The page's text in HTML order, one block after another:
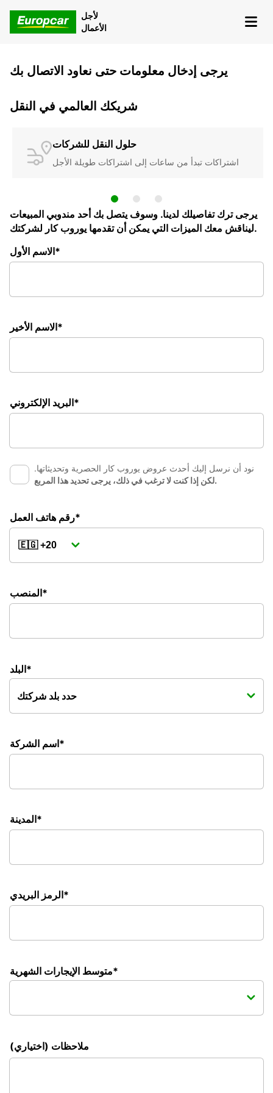
لأجل
الأعمال
يرجى إدخال معلومات حتى نعاود الاتصال بك
شريكك العالمي في النقل
حلول النقل للشركات
اشتراكات تبدأ من ساعات إلى اشتراكات طويلة الأجل
يرجى ترك تفاصيلك لدينا. وسوف يتصل بك أحد مندوبي المبيعات
ليناقش معك الميزات التي يمكن أن تقدمها يوروب كار لشركتك.
الاسم الأول*
الاسم الأخير*
البريد الإلكتروني*
نود أن نرسل إليك أحدث عروض يوروب كار الحصرية وتحديثاتها.
لكن إذا كنت لا ترغب في ذلك، يرجى تحديد هذا المربع.
رقم هاتف العمل*
المنصب*
البلد*
اسم الشركة*
المدينة*
الرمز البريدي*
متوسط الإيجارات الشهرية*
ملاحظات (اختياري)